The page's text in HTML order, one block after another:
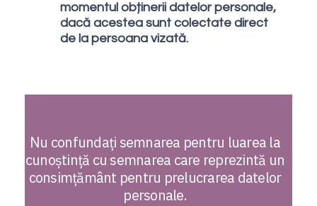
momentul obținerii datelor personale,
dacă acestea sunt colectate direct
de la persoana vizată.
Nu confundați semnarea pentru luarea la
cunoștință cu semnarea care reprezintă un
consimțământ pentru prelucrarea datelor
personale.